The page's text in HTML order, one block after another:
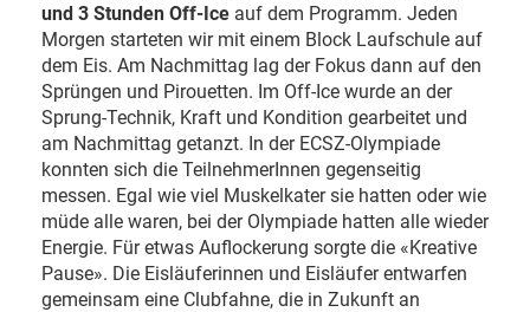
und 3 Stunden Off-Ice auf dem Programm. Jeden
Morgen starteten wir mit einem Block Laufschule auf
dem Eis. Am Nachmittag lag der Fokus dann auf den
Sprüngen und Pirouetten. Im Off-Ice wurde an der
Sprung-Technik, Kraft und Kondition gearbeitet und
am Nachmittag getanzt. In der ECSZ-Olympiade
konnten sich die TeilnehmerInnen gegenseitig
messen. Egal wie viel Muskelkater sie hatten oder wie
müde alle waren, bei der Olympiade hatten alle wieder
Energie. Für etwas Auflockerung sorgte die «Kreative
Pause». Die Eisläuferinnen und Eisläufer entwarfen
gemeinsam eine Clubfahne, die in Zukunft an